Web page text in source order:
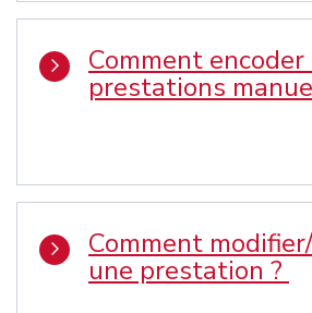
Comment encoder
prestations
Comment
une prestation ?